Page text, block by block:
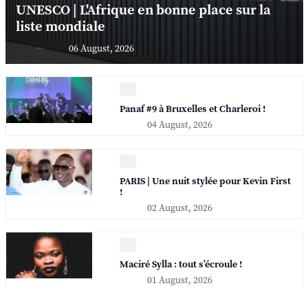
UNESCO | L'Afrique en bonne place sur la
liste mondiale
06 August, 2026
Panaf #9 à Bruxelles et Charleroi !
04 August, 2026
PARIS | Une nuit stylée pour Kevin First
!
02 August, 2026
Maciré Sylla : tout s’écroule !
01 August, 2026